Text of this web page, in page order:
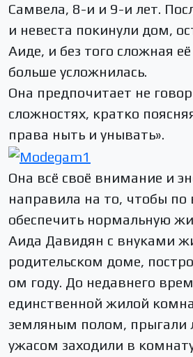
Самвела, 8-и и 9-и лет.
и невеста покинули дом,
Аиде, и без того сложная
больше усложнилась.
Она предпочитает не
сложностях, кратко
права ныть и унывать».
Она всё своё внимание и
направила на то, чтобы
обеспечить нормальную
Аида Давидян с внуками
родительском доме,
ом году. До недавнего
единственной жилой
земляным полом, прыгали
ужасом заходили в